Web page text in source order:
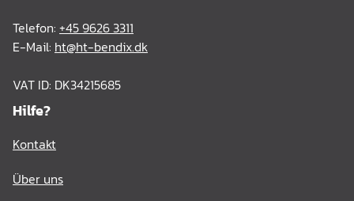
Telefon: +45 9626 3311
E-Mail: ht@ht-bendix.dk
VAT ID: DK34215685
Hilfe?
Kontakt
Über uns